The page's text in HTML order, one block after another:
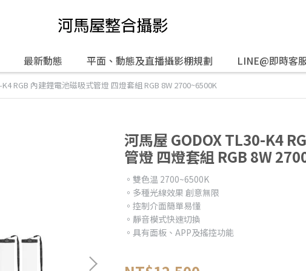
最新動態 平面、動態及直播攝影棚規劃 LINE@即時客
RGB 內建鋰電池磁吸式管燈 四燈套組 RGB 8W 2700~6500K
河馬屋 GODOX TL30-K4
管燈 四燈套組 RGB 8W
。雙色温 2700~6500K
。多種光線效果 創意無限
。控制介面簡單易懂
。靜音模式快速切換
。具有面板、APP及搖控功能